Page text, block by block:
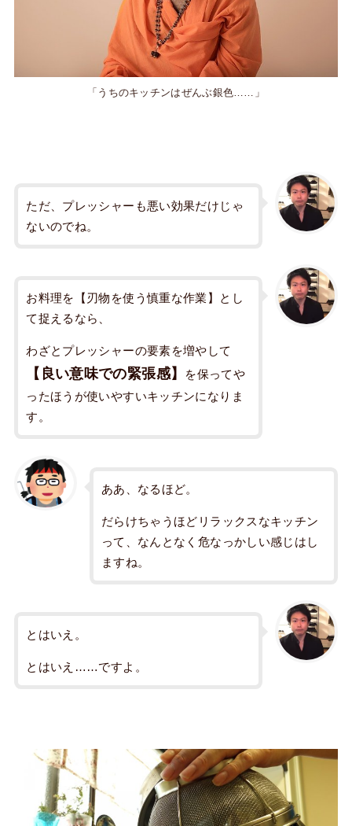
「うちのキッチンはぜんぶ銀色……」
ただ、プレッシャーも悪い効果だけじゃ
ないのでね。
お料理を【刃物を使う慎重な作業】とし
て捉えるなら、
わざとプレッシャーの要素を増やして
【良い意味での緊張感】
を保ってや
ったほうが使いやすいキッチンになりま
す。
ああ、なるほど。
だらけちゃうほどリラックスなキッチン
って、なんとなく危なっかしい感じはし
ますね。
とはいえ。
とはいえ……ですよ。